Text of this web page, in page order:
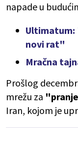
napade u
Ultimatum:
novi rat"
Mračna
Prošlog
mrežu za
Iran, kojom je